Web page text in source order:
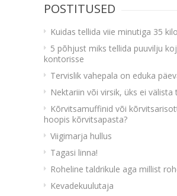
POSTITUSED
Kuidas tellida viie minutiga 35
5 põhjust miks tellida puuvilju
kontorisse
Tervislik vahepala on eduka
Nektariin või virsik, üks ei välista
Kõrvitsamuffinid või
hoopis kõrvitsapasta?
Viigimarja hullus
Tagasi linna!
Roheline taldrikule aga millist
Kevadekuulutaja